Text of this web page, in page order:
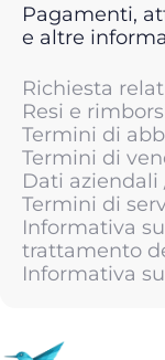
Pagamenti,
e altre
Richiesta
Resi e
Termini di
Termini di
Dati
Termini di
Informativa
trattamento
Informativa